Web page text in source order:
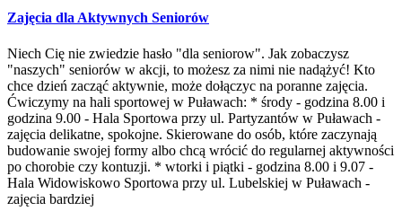
Zajęcia dla Aktywnych Seniorów
Niech Cię nie zwiedzie hasło "dla seniorow". Jak zobaczysz
"naszych" seniorów w akcji, to możesz za nimi nie nadążyć! Kto
chce dzień zacząć aktywnie, może dołączyc na poranne zajęcia.
Ćwiczymy na hali sportowej w Puławach: * środy - godzina 8.00 i
godzina 9.00 - Hala Sportowa przy ul. Partyzantów w Puławach -
zajęcia delikatne, spokojne. Skierowane do osób, które zaczynają
budowanie swojej formy albo chcą wrócić do regularnej aktywności
po chorobie czy kontuzji. * wtorki i piątki - godzina 8.00 i 9.07 -
Hala Widowiskowo Sportowa przy ul. Lubelskiej w Puławach -
zajęcia bardziej